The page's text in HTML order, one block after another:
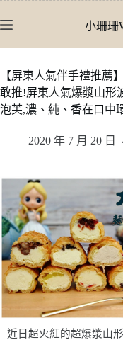
至
內
容
小珊珊
【屏東人氣伴手禮推薦
敢推!屏東人氣爆漿山形
泡芙,濃、純、香在口中
2020 年 7 月 20 日
近日超火紅的超爆漿山